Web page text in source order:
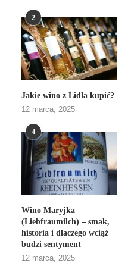
2
Jakie wino z Lidla kupić?
12 marca, 2025
4
Wino Maryjka
(Liebfraumilch) – smak,
historia i dlaczego wciąż
budzi sentyment
12 marca, 2025